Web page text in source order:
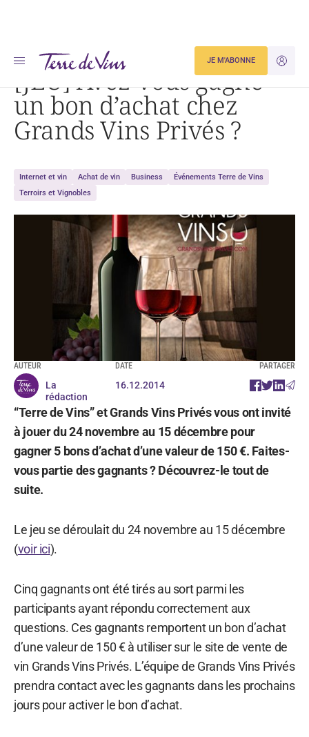
JE
JE M'ABONNE
Accueil [JEU] Avez-vous gagné un bon d’achat chez Grands Vins Privés ?
[JEU] Avez-vous gagné
un bon d’achat chez
Grands Vins Privés ?
Internet et vin Achat de vin Business
Événements Terre de Vins
Terroirs et Vignobles
AUTEUR
La
rédaction
DATE
16.12.2014
PARTAGER
“Terre de Vins” et Grands Vins Privés vous ont invité
à jouer du 24 novembre au 15 décembre pour
gagner 5 bons d’achat d’une valeur de 150 €. Faites-
vous partie des gagnants ? Découvrez-le tout de
suite.
Le jeu se déroulait du 24 novembre au 15 décembre
(voir ici).
Cinq gagnants ont été tirés au sort parmi les
participants ayant répondu correctement aux
questions. Ces gagnants remportent un bon d’achat
d’une valeur de 150 € à utiliser sur le site de vente de
vin Grands Vins Privés. L’équipe de Grands Vins Privés
prendra contact avec les gagnants dans les prochains
jours pour activer le bon d’achat.